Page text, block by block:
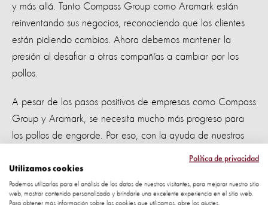
y más allá. Tanto Compass Group como Aramark están
reinventando sus negocios, reconociendo que los clientes
están pidiendo cambios. Ahora debemos mantener la
presión al desafiar a otras compañías a cambiar por los
pollos.
A pesar de los pasos positivos de empresas como Compass
Group y Aramark, se necesita mucho más progreso para
los pollos de engorde. Por eso, con la ayuda de nuestros
seguidores, estamos trabajando para impulsar a más
compañías en la dirección correcta para los animales.
¿Un sistema de alimentos fuera de
Política de privacidad
Utilizamos cookies
Podemos utilizarlas para el análisis de los datos de nuestros visitantes, para mejorar nuestro sitio
web, mostrar contenido personalizado y brindarle una excelente experiencia en el sitio web.
Para obtener más información sobre las cookies que utilizamos, abre los ajustes.